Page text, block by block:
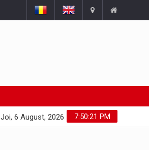
7:50:21 PM
Joi, 6 August, 2026